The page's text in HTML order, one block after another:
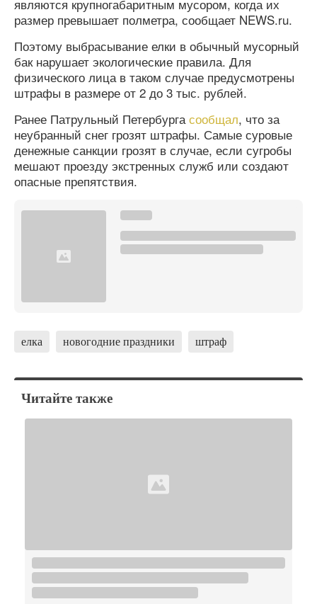
являются крупногабаритным мусором, когда их
размер превышает полметра, сообщает NEWS.ru.
Поэтому выбрасывание елки в обычный мусорный
бак нарушает экологические правила. Для
физического лица в таком случае предусмотрены
штрафы в размере от 2 до 3 тыс. рублей.
Ранее Патрульный Петербургасообщал, что за
неубранный снег грозят штрафы. Самые суровые
денежные санкции грозят в случае, если сугробы
мешают проезду экстренных служб или создают
опасные препятствия.
елка новогодние праздники штраф
Читайте также